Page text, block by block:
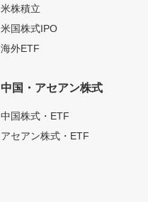
米株積立
米国株式IPO
海外ETF
中国・アセアン株式
中国株式・ETF
アセアン株式・ETF